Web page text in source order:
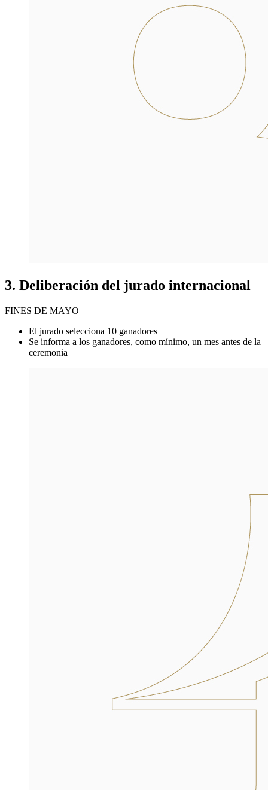
3. Deliberación del jurado internacional
FINES DE MAYO
El jurado selecciona 10 ganadores
Se informa a los ganadores, como mínimo, un mes antes de la
ceremonia